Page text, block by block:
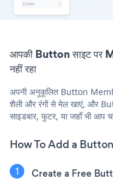
आपकी Button साइट पर
नहीं रहा
अपनी अनुकूलित Button
शैली और रंगों से मेल खाएं, और
साइडबार, फुटर, या जहाँ भी आप
How To Add a
Create a Free